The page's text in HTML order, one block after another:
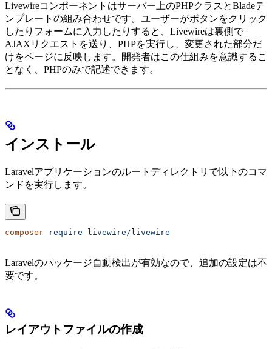
Livewireコンポーネントはサーバー上のPHPクラスとBladeテ
ンプレートの組み合わせです。ユーザーがボタンをクリック
したりフォームに入力したりすると、Livewireは裏側で
AJAXリクエストを送り、PHPを実行し、変更された部分だ
けをページに反映します。開発者はこの仕組みを意識するこ
となく、PHPのみで記述できます。
インストール
Laravelアプリケーションのルートディレクトリで以下のコマ
ンドを実行します。
composer require livewire/livewire
Laravelのパッケージ自動検出が有効なので、追加の設定は不
要です。
レイアウトファイルの作成